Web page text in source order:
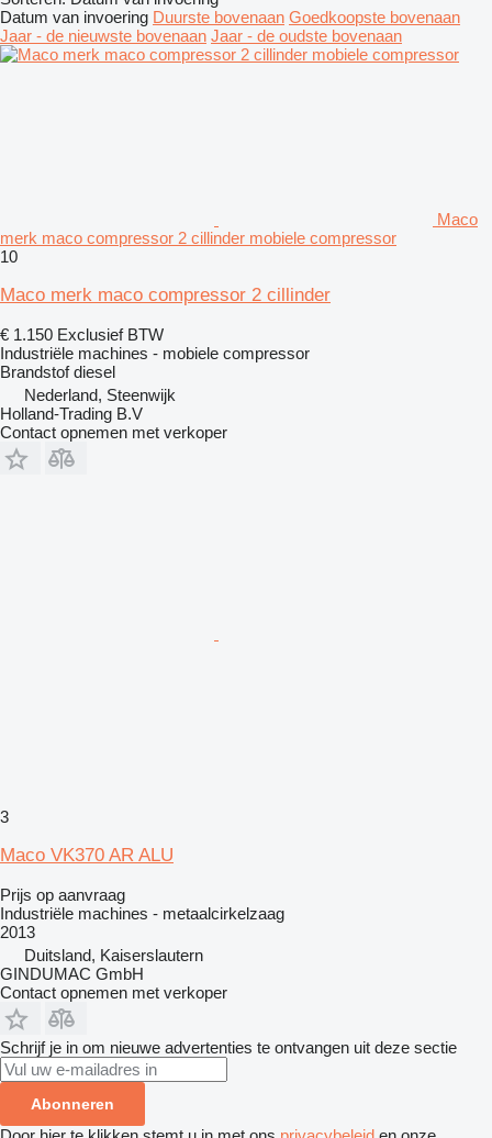
Datum van invoering Duurste bovenaan Goedkoopste bovenaan
Jaar - de nieuwste bovenaan Jaar - de oudste bovenaan
Maco
merk maco compressor 2 cillinder mobiele compressor
10
Maco merk maco compressor 2 cillinder
€ 1.150 Exclusief BTW
Industriële machines - mobiele compressor
Brandstof diesel
Nederland, Steenwijk
Holland-Trading B.V
Contact opnemen met verkoper
3
Maco VK370 AR ALU
Prijs op aanvraag
Industriële machines - metaalcirkelzaag
2013
Duitsland, Kaiserslautern
GINDUMAC GmbH
Contact opnemen met verkoper
Schrijf je in om nieuwe advertenties te ontvangen uit deze sectie
Abonneren